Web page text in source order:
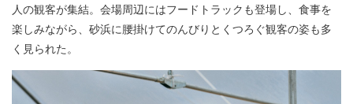
人の観客が集結。会場周辺にはフードトラックも登場し、食事を
楽しみながら、砂浜に腰掛けてのんびりとくつろぐ観客の姿も多
く見られた。